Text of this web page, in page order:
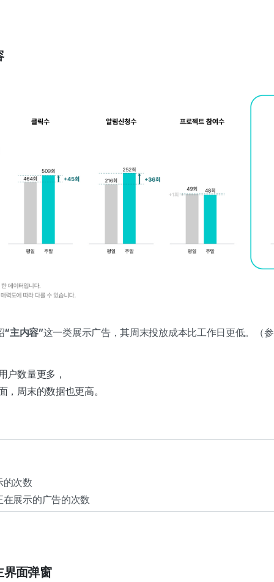
“主内容”这一类展示广告，其周末投放成本比工作日更低。 （
户数量更多，
，周末的数据也更高。
的次数
展示的广告的次数
界面弹窗